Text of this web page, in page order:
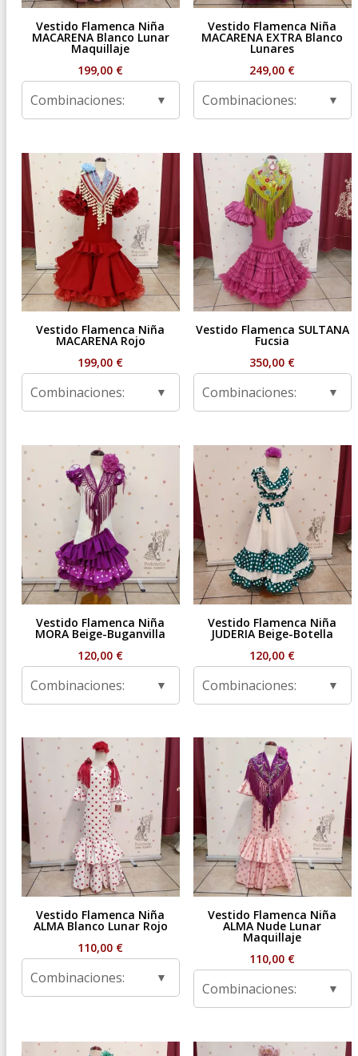
Vestido Flamenca Niña
MACARENA Blanco Lunar
Maquillaje
199,00 €
Combinaciones:
Vestido Flamenca Niña
MACARENA EXTRA Blanco
Lunares
249,00 €
Combinaciones:
Vestido Flamenca Niña
MACARENA Rojo
199,00 €
Combinaciones:
Vestido Flamenca SULTANA
Fucsia
350,00 €
Combinaciones:
Vestido Flamenca Niña
MORA Beige-Buganvilla
120,00 €
Combinaciones:
Vestido Flamenca Niña
JUDERIA Beige-Botella
120,00 €
Combinaciones:
Vestido Flamenca Niña
ALMA Blanco Lunar Rojo
110,00 €
Combinaciones:
Vestido Flamenca Niña
ALMA Nude Lunar
Maquillaje
110,00 €
Combinaciones: